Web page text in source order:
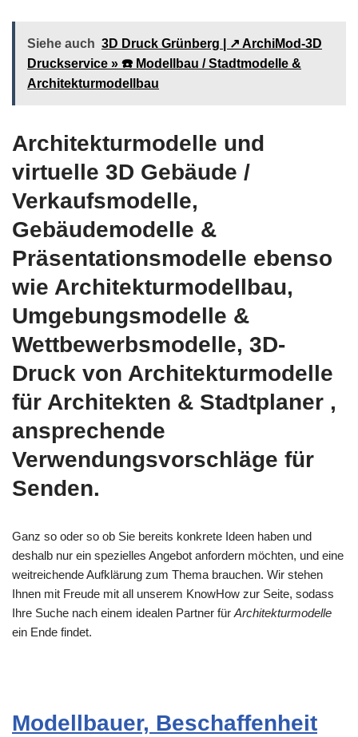
Siehe auch 3D Druck Grünberg | ↗️ ArchiMod-3D
Druckservice » ☎️ Modellbau / Stadtmodelle &
Architekturmodellbau
Architekturmodelle und
virtuelle 3D Gebäude /
Verkaufsmodelle,
Gebäudemodelle &
Präsentationsmodelle ebenso
wie Architekturmodellbau,
Umgebungsmodelle &
Wettbewerbsmodelle, 3D-
Druck von Architekturmodelle
für Architekten & Stadtplaner ,
ansprechende
Verwendungsvorschläge für
Senden.
Ganz so oder so ob Sie bereits konkrete Ideen haben und
deshalb nur ein spezielles Angebot anfordern möchten, und eine
weitreichende Aufklärung zum Thema brauchen. Wir stehen
Ihnen mit Freude mit all unserem KnowHow zur Seite, sodass
Ihre Suche nach einem idealen Partner für Architekturmodelle
ein Ende findet.
Modellbauer, Beschaffenheit